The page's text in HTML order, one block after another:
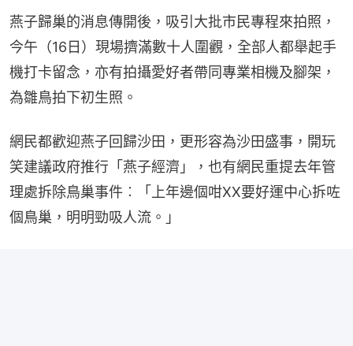
燕子歸巢的消息傳開後，吸引大批市民專程來拍照，
今午（16日）現場擠滿數十人圍觀，全部人都舉起手
機打卡留念，亦有拍攝愛好者帶同專業相機及腳架，
為雛鳥拍下初生照。
網民都歡迎燕子回歸沙田，更形容為沙田盛事，開玩
笑建議政府推行「燕子經濟」，也有網民重提去年管
理處拆除鳥巢事件︰「上年邊個咁XX要好運中心拆咗
個鳥巢，明明勁吸人流。」